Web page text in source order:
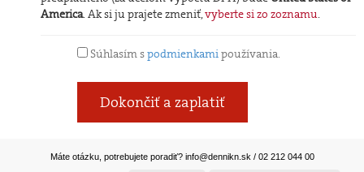
America. Ak si ju prajete zmeniť,vyberte si zo zoznamu.
Súhlasím spodmienkamipoužívania.
Dokončiť a zaplatiť
Máte otázku, potrebujete poradiť? info@dennikn.sk / 02 212 044 00